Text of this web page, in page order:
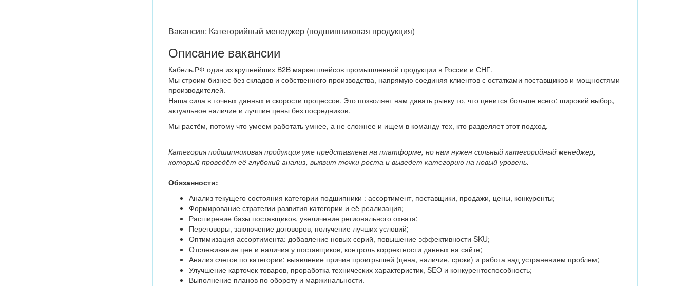
Вакансия: Категорийный менеджер (подшипниковая продукция)
Описание вакансии
Кабель.РФ один из крупнейших B2B маркетплейсов промышленной продукции в России и СНГ.
Мы строим бизнес без складов и собственного производства, напрямую соединяя клиентов с остатками поставщиков и мощностями
производителей.
Наша сила в точных данных и скорости процессов. Это позволяет нам давать рынку то, что ценится больше всего: широкий выбор,
актуальное наличие и лучшие цены без посредников.
Мы растём, потому что умеем работать умнее, а не сложнее и ищем в команду тех, кто разделяет этот подход.
Категория подшипниковая продукция уже представлена на платформе, но нам нужен сильный категорийный менеджер,
который проведёт её глубокий анализ, выявит точки роста и выведет категорию на новый уровень.
Обязанности:
Анализ текущего состояния категории подшипники : ассортимент, поставщики, продажи, цены, конкуренты;
Формирование стратегии развития категории и её реализация;
Расширение базы поставщиков, увеличение регионального охвата;
Переговоры, заключение договоров, получение лучших условий;
Оптимизация ассортимента: добавление новых серий, повышение эффективности SKU;
Отслеживание цен и наличия у поставщиков, контроль корректности данных на сайте;
Анализ счетов по категории: выявление причин проигрышей (цена, наличие, сроки) и работа над устранением проблем;
Улучшение карточек товаров, проработка технических характеристик, SEO и конкурентоспособность;
Выполнение планов по обороту и маржинальности.